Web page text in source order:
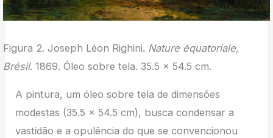
Figura 2. Joseph Léon Righini. Nature équatoriale,
Brésil. 1869. Óleo sobre tela. 35.5 x 54.5 cm.
A pintura, um óleo sobre tela de dimensões
modestas (35.5 x 54.5 cm), busca condensar a
vastidão e a opulência do que se convencionou